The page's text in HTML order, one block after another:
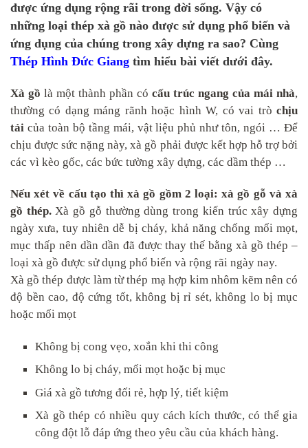
được ứng dụng rộng rãi trong đời sống. Vậy có
những loại thép xà gồ nào được sử dụng phổ biến và
ứng dụng của chúng trong xây dựng ra sao? Cùng
Thép Hình Đức Giang tìm hiểu bài viết dưới đây.
Xà gồ là một thành phần có cấu trúc ngang của mái nhà,
thường có dạng máng rãnh hoặc hình W, có vai trò chịu
tải của toàn bộ tầng mái, vật liệu phủ như tôn, ngói … Để
chịu được sức nặng này, xà gồ phải được kết hợp hỗ trợ bởi
các vì kèo gốc, các bức tường xây dựng, các dầm thép …
Nếu xét về cấu tạo thì xà gồ gồm 2 loại: xà gồ gỗ và xà
gồ thép.Xà gồ gỗ thường dùng trong kiến trúc xây dựng
ngày xưa, tuy nhiên dễ bị cháy, khả năng chống mối mọt,
mục thấp nên dần dần đã được thay thế bằng xà gồ thép –
loại xà gồ được sử dụng phổ biến và rộng rãi ngày nay.
Xà gồ thép được làm từ thép mạ hợp kim nhôm kẽm nên có
độ bền cao, độ cứng tốt, không bị rỉ sét, không lo bị mục
hoặc mối mọt
Không bị cong vẹo, xoắn khi thi công
Không lo bị cháy, mối mọt hoặc bị mục
Giá xà gồ tương đối rẻ, hợp lý, tiết kiệm
Xà gồ thép có nhiều quy cách kích thước, có thể gia
công đột lỗ đáp ứng theo yêu cầu của khách hàng.